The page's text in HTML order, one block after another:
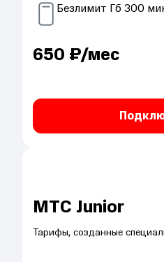
Безлимит Гб 300
650 ₽/мес
МТС Junior
Тарифы, созданные